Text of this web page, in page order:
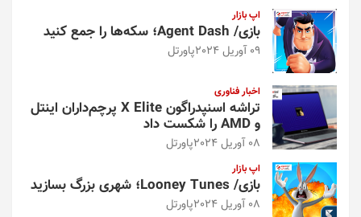
اپ بازار
بازی/ Agent Dash؛ سکه‌ها را جمع کنید
09 آوریل 2024 پاورتل
اخبار فناوری
تراشه اسنپدراگون X Elite پرچم‌داران اینتل
و AMD را شکست داد
08 آوریل 2024 پاورتل
اپ بازار
بازی/ Looney Tunes؛ شهری بزرگ بسازید
08 آوریل 2024 پاورتل